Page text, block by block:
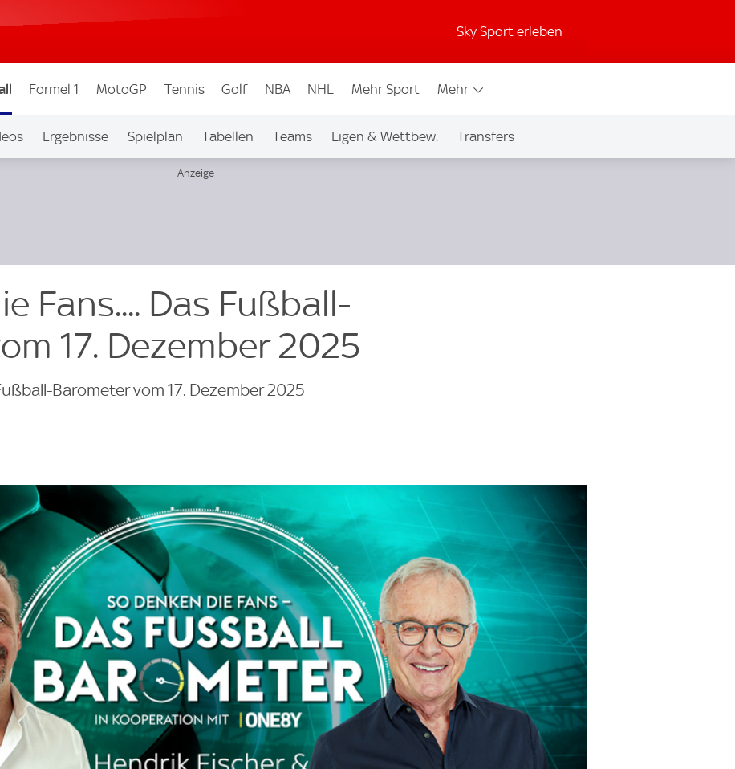
Sky Sport erleben
Formel 1 MotoGP Tennis Golf NBA NHL Mehr Sport Mehr
Ergebnisse Spielplan Tabellen Teams Ligen & Wettbew. Transfers
Fans.... Das Fußball-
17. Dezember 2025
Barometer vom 17. Dezember 2025